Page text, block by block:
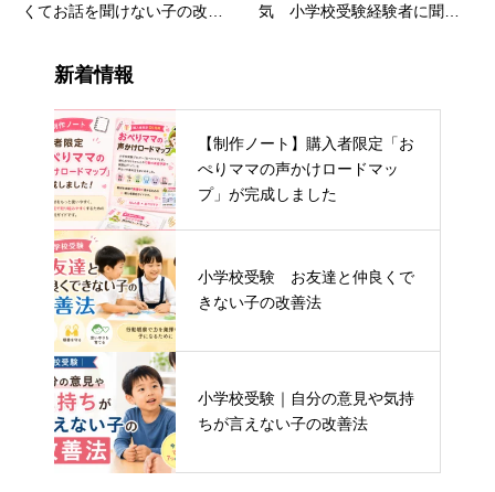
くてお話を聞けない子の改善
気 小学校受験経験者に聞
新着情報
【制作ノート】購入者限定「お
ぺりママの声かけロードマッ
プ」が完成しました
小学校受験 お友達と仲良くで
きない子の改善法
小学校受験｜自分の意見や気持
ちが言えない子の改善法